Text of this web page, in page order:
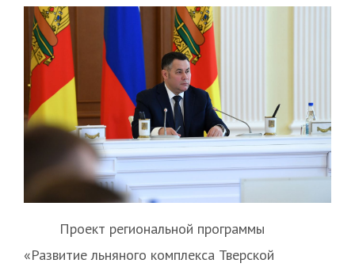
Проект региональной программы
«Развитие льняного комплекса Тверской